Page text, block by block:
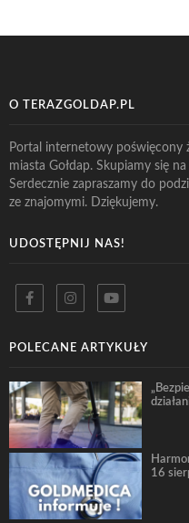
O TERAZGOLDAP.PL
Portal internetowy poświęcony
miasta Gołdap. Skupiamy się
Serdecznie zapraszamy do
ze znajomymi. Dziękujemy.
UDOSTĘPNIJ NAS!
POLECANE ARTYKUŁY
16